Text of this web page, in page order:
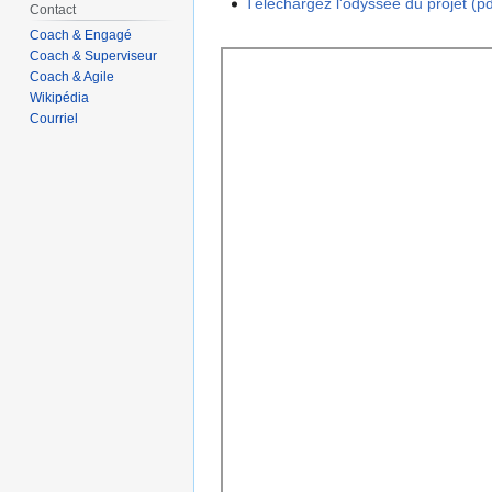
Contact
Coach & Engagé
Coach & Superviseur
Coach & Agile
Wikipédia
Courriel